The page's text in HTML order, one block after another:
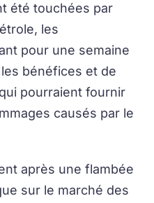
été touchées par
les
pour une semaine
bénéfices et de
pourraient fournir
causés par le
après une flambée
sur le marché des